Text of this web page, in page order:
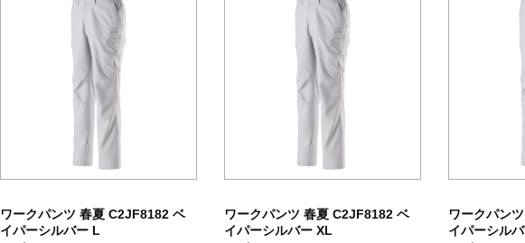
ワークパンツ 春夏 C2JF8182 ベ
イパーシルバー L
ワークパンツ 春夏 C2JF8182 ベ
イパーシルバー XL
ワークパン
イパーシル